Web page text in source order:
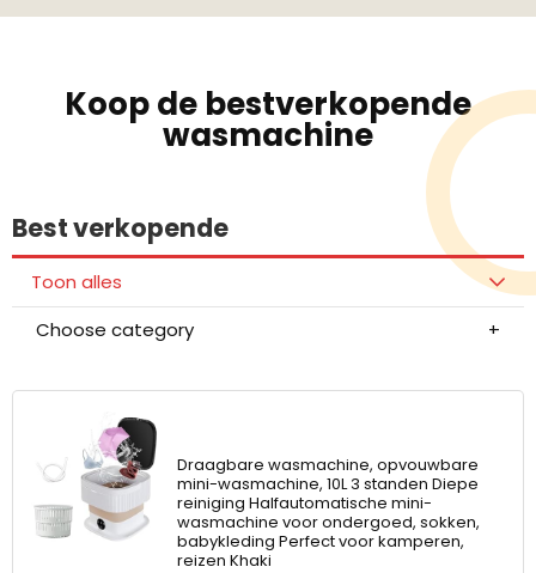
Koop de bestverkopende
wasmachine
Best verkopende
Toon alles
Choose category
Draagbare wasmachine, opvouwbare
mini-wasmachine, 10L 3 standen Diepe
reiniging Halfautomatische mini-
wasmachine voor ondergoed, sokken,
babykleding Perfect voor kamperen,
reizen Khaki